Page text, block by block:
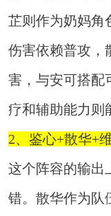
芷则作为奶妈角
伤害依赖普攻，
害，与安可搭配
疗和辅助能力则
2、鉴心+散华+
这个阵容的输出
错。散华作为队